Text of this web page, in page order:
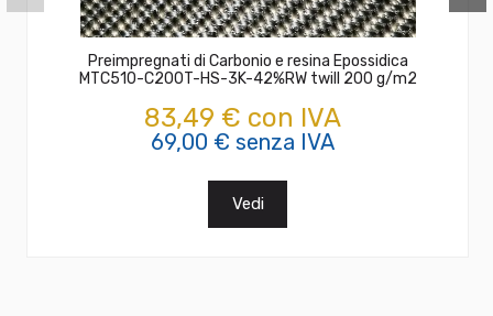
Preimpregnati di Carbonio e resina Epossidica
MTC510-C200T-HS-3K-42%RW twill 200 g/m2
83,49 € con IVA
69,00 € senza IVA
Vedi